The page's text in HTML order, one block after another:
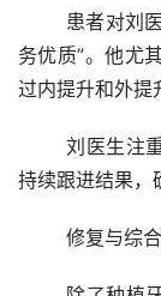
务优质”。他尤
过内提升和外提
	刘医生注重与患者的沟通，术前详细询问需求，术后
持续跟进结果，
修复与综